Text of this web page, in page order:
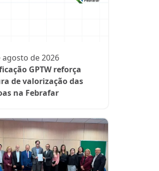
agosto de 2026
GPTW reforça
de valorização das
na Febrafar